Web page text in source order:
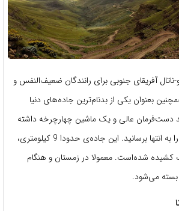
آفریقای جنوبی برای رانندگان ضعیف‌النفس و
بعنوان یکی از بدنام‌ترین جاده‌های دنیا
دست‌فرمان عالی و یک ماشین چهارچرخه داشته
باشید تا بتوانید این جاده را به انتها برسانید. این جاده‌‌ی حدودا 9 کیلومتری،
کشیده شده‌است. معمولا در زمستان و هنگام
می‌شود.